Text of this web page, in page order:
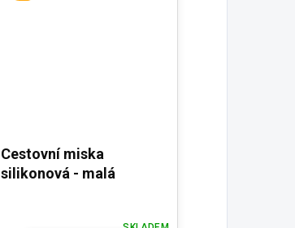
Cestovní miska
silikonová - malá